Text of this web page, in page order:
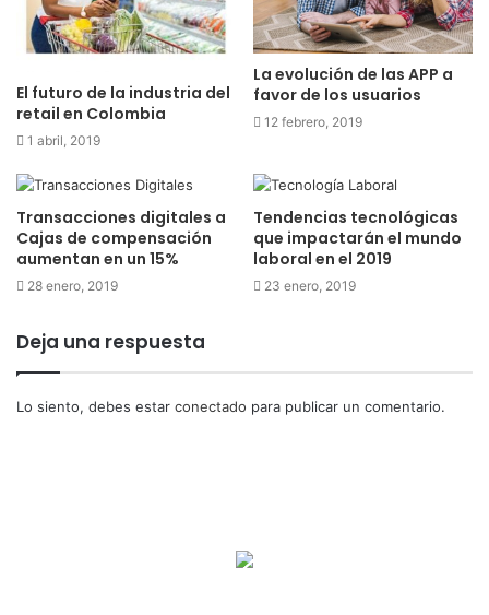
El futuro de la industria del
retail en Colombia
1 abril, 2019
La evolución de las APP a
favor de los usuarios
12 febrero, 2019
Transacciones digitales a
Cajas de compensación
aumentan en un 15%
28 enero, 2019
Tendencias tecnológicas
que impactarán el mundo
laboral en el 2019
23 enero, 2019
Deja una respuesta
Lo siento, debes estar conectado para publicar un comentario.